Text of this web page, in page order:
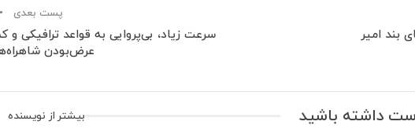
بند امیر
پست بعدی
سرعت زیاد، بی‌پروایی به قواعد ترافیکی و
عرض‌بودن
داشته باشید بیشتر از نویسنده